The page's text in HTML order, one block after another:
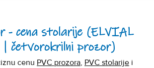
- cena stolarije (ELVIAL
četvorokrilni prozor)
cenu PVC prozora, PVC stolarije i